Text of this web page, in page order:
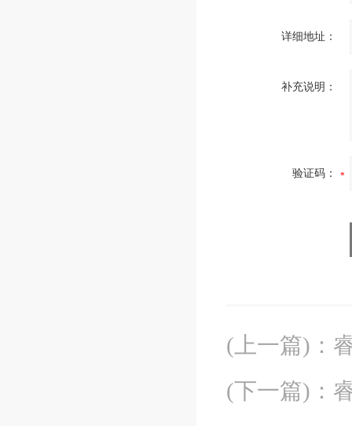
详细地址：
补充说明：
验证码：
(上一篇) ：
(下一篇) ：